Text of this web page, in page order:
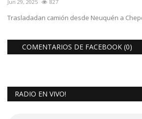
Jun 29, 2025 827
Trasladadan camión desde Neuquén a
COMENTARIOS DE FACEBOOK (0)
RADIO EN VIVO!